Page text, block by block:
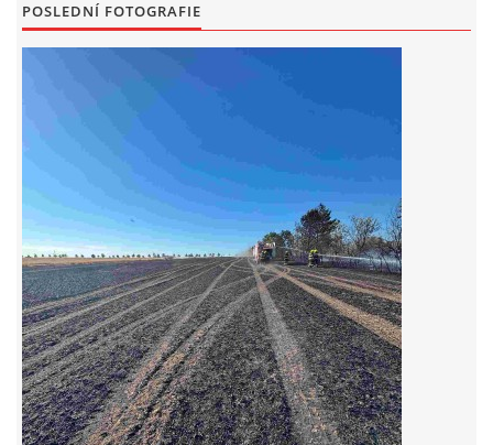
KONTAKT
DOTACE POSKYTNUTÁ Z ROZPOČTU JIHOMORAVSKÉHO
JEDNOTNÝ SYSTÉM VAROVÁNÍ A VYROZUMĚNÍ
OBYVATELSTVA ČR
VÝBOR SDH
KALENDÁŘ SDH
POSLEDNÍ FOTOGRAFIE